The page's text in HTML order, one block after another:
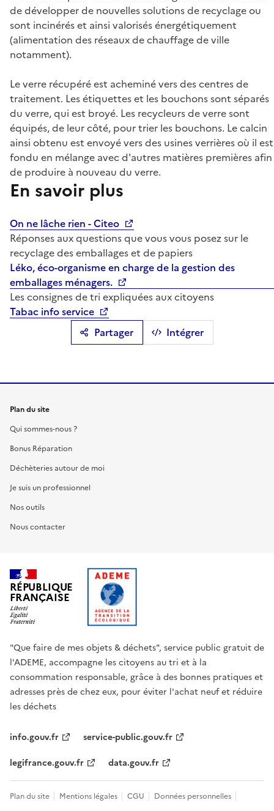
Partager Intégrer
de développer de nouvelles solutions de recyclage ou
sont incinérés et ainsi valorisés énergétiquement
(alimentation des réseaux de chauffage de ville
notamment).
Le verre récupéré est acheminé vers des centres de
traitement. Les étiquettes et les bouchons sont séparés
du verre, qui est broyé. Les recycleurs de verre sont
équipés, de leur côté, pour trier les bouchons. Le calcin
ainsi obtenu est envoyé vers des usines verrières où il est
fondu en mélange avec d'autres matières premières afin
de produire à nouveau du verre.
En savoir plus
On ne lâche rien - Citeo
Réponses aux questions que vous vous posez sur le
recyclage des emballages et de papiers
Léko, éco-organisme en charge de la gestion des
emballages ménagers.
Les consignes de tri expliquées aux citoyens
Tabac info service
Plan du site
Qui sommes-nous ?
Bonus Réparation
Déchèteries autour de moi
Je suis un professionnel
Nos outils
Nous contacter
RÉPUBLIQUE
FRANÇAISE
"Que faire de mes objets & déchets", service public gratuit de
l'ADEME, accompagne les citoyens au tri et à la
consommation responsable, grâce à des bonnes pratiques et
adresses près de chez eux, pour éviter l'achat neuf et réduire
les déchets
info.gouv.fr
service-public.gouv.fr
legifrance.gouv.fr
data.gouv.fr
Plan du site Mentions légales CGU Données personnelles